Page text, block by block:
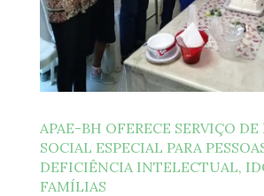
APAE-BH OFERECE SERVIÇO DE
SOCIAL ESPECIAL PARA
DEFICIÊNCIA INTELECTUAL,
FAMÍLIAS